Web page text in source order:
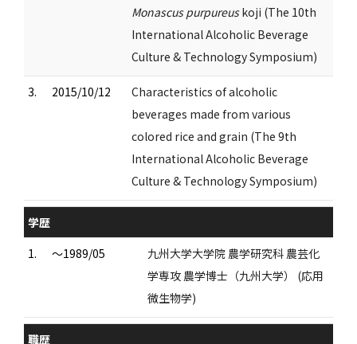
Monascus purpureuskoji (The 10th
International Alcoholic Beverage
Culture & Technology Symposium)
3. 2015/10/12
Characteristics of alcoholic
beverages made from various
colored rice and grain (The 9th
International Alcoholic Beverage
Culture & Technology Symposium)
学歴
1.
～1989/05
九州大学大学院 農学研究科 農芸化
学専攻 農学博士（九州大学） (応用
微生物学)
職歴